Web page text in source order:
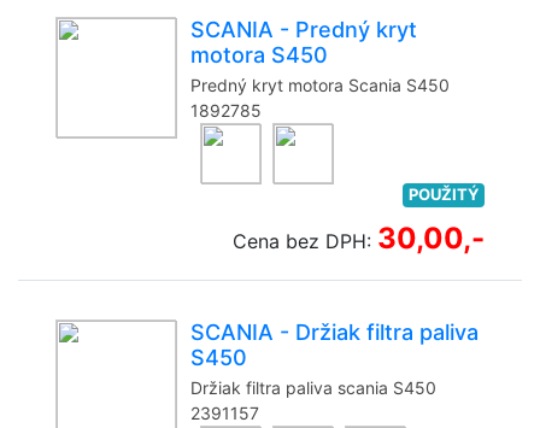
SCANIA - Predný kryt
motora S450
Predný kryt motora Scania S450
1892785
POUŽITÝ
Cena bez DPH: 30,00,-
SCANIA - Držiak filtra paliva
S450
Držiak filtra paliva scania S450
2391157